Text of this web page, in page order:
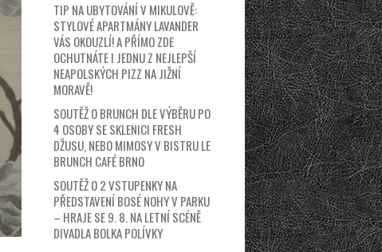
TIP NA UBYTOVÁNÍ V MIKULOVĚ:
STYLOVÉ APARTMÁNY LAVANDER
VÁS OKOUZLÍ! A PŘÍMO ZDE
OCHUTNÁTE I JEDNU Z NEJLEPŠÍ
NEAPOLSKÝCH PIZZ NA JIŽNÍ
MORAVĚ!
SOUTĚŽ O BRUNCH DLE VÝBĚRU PO
4 OSOBY SE SKLENICI FRESH
DŽUSU, NEBO MIMOSY V BISTRU LE
BRUNCH CAFÉ BRNO
SOUTĚŽ O 2 VSTUPENKY NA
PŘEDSTAVENÍ BOSÉ NOHY V PARKU
– HRAJE SE 9. 8. NA LETNÍ SCÉNĚ
DIVADLA BOLKA POLÍVKY